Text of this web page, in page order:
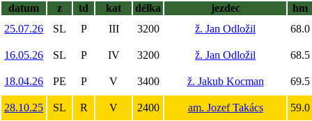
datum
z td kat délka jezdec
hm
25.07.26
SL P III 3200 ž. Jan Odložil 68.0
16.05.26 SL P IV 3200 ž. Jan Odložil 68.5
18.04.26 PE P V 3400 ž. Jakub Kocman 69.5
28.10.25 SL R V 2400 am. Jozef Takács 59.0